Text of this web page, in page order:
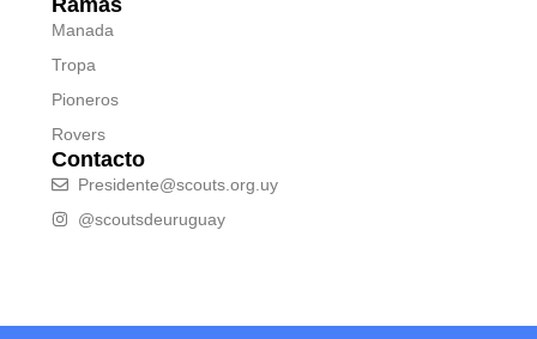
Manada
Tropa
Pioneros
Rovers
Contacto
Presidente@scouts.org.uy
@scoutsdeuruguay